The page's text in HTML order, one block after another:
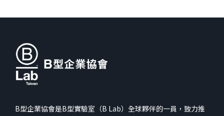
B型企業協會是B型實驗室（B Lab）全球夥伴的一員，致力推